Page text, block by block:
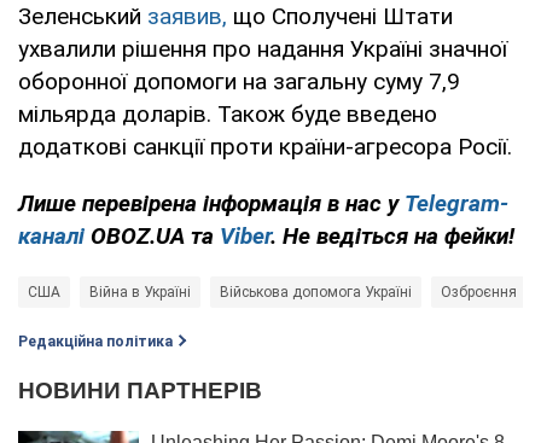
Зеленський заявив, що Сполучені Штати
ухвалили рішення про надання Україні значної
оборонної допомоги на загальну суму 7,9
мільярда доларів. Також буде введено
додаткові санкції проти країни-агресора Росії.
Лише перевірена інформація в нас у Telegram-
каналі OBOZ.UA та Viber. Не ведіться на фейки!
США Війна в Україні Військова допомога Україні Озброєння
Редакційна політика